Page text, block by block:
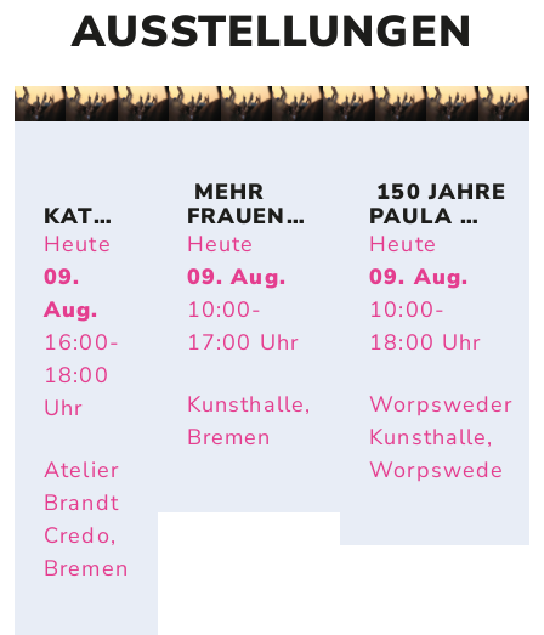
AUSSTELLUNGEN
KATRI
N
SCHÜT
TE –
HAUS
WELTE
N
Heute
09.
Aug.
16:00-
18:00
Uhr
Atelier
Brandt
Credo,
Bremen
MEHR
FRAUEN!
BREMER
KÜNSTLE
RINNEN
AUF
PAPIER
Heute
09. Aug.
10:00-
17:00 Uhr
Kunsthalle,
Bremen
150 JAHRE
PAULA
MODERSO
HN-
BECKER:
IMPULS
PAULA –
LONGEVIAL
Heute
09. Aug.
10:00-
18:00 Uhr
Worpsweder
Kunsthalle,
Worpswede